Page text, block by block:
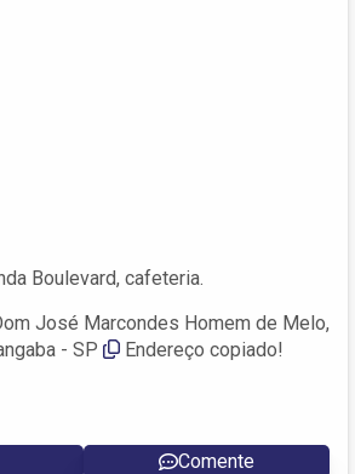
Boulevard, cafeteria.
José Marcondes Homem de Melo,
- SP
Endereço copiado!
Comente